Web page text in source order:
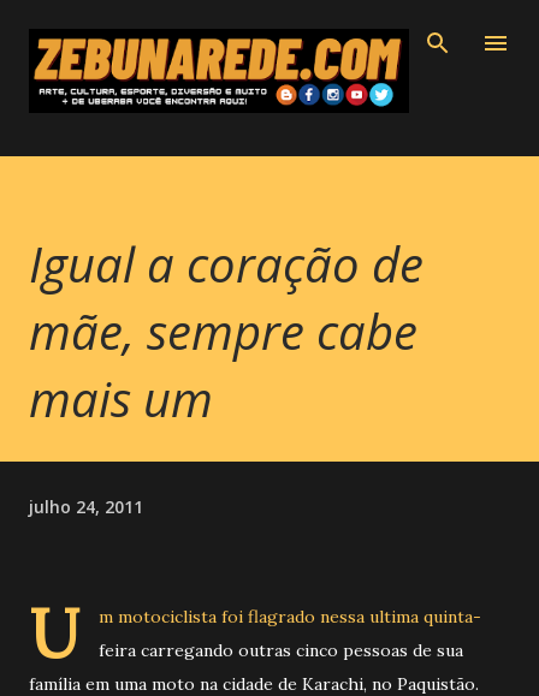
Pular para o conteúdo principal
Igual a coração de
mãe, sempre cabe
mais um
julho 24, 2011
U
m motociclista foi flagrado nessa ultima quinta-
feira carregando outras cinco pessoas de sua
família em uma moto na cidade de Karachi, no Paquistão.